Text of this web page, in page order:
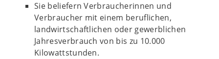
Sie beliefern Verbraucherinnen und
Verbraucher mit einem beruflichen,
landwirtschaftlichen oder gewerblichen
Jahresverbrauch von bis zu 10.000
Kilowattstunden.